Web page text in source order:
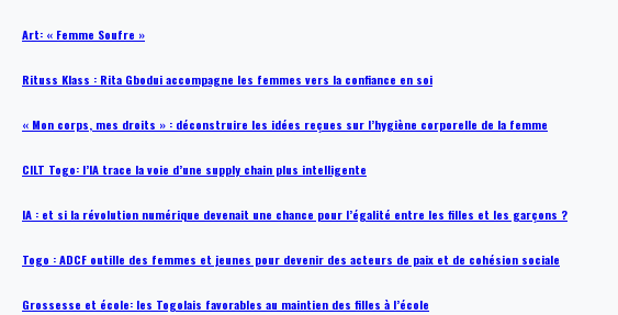
Art: « Femme Soufre »
Rituss Klass : Rita Gbodui accompagne les femmes vers la confiance en soi
« Mon corps, mes droits » : déconstruire les idées reçues sur l’hygiène corporelle de la femme
CILT Togo: l’IA trace la voie d’une supply chain plus intelligente
IA : et si la révolution numérique devenait une chance pour l’égalité entre les filles et les garçons ?
Togo : ADCF outille des femmes et jeunes pour devenir des acteurs de paix et de cohésion sociale
Grossesse et école: les Togolais favorables au maintien des filles à l’école